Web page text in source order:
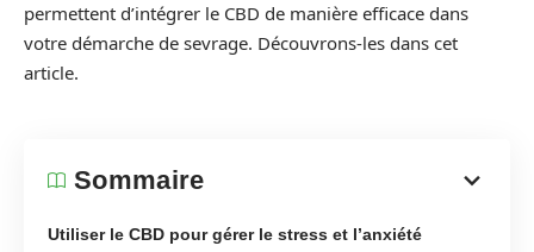
permettent d’intégrer le CBD de manière efficace dans
votre démarche de sevrage. Découvrons-les dans cet
article.
Sommaire
Utiliser le CBD pour gérer le stress et l’anxiété